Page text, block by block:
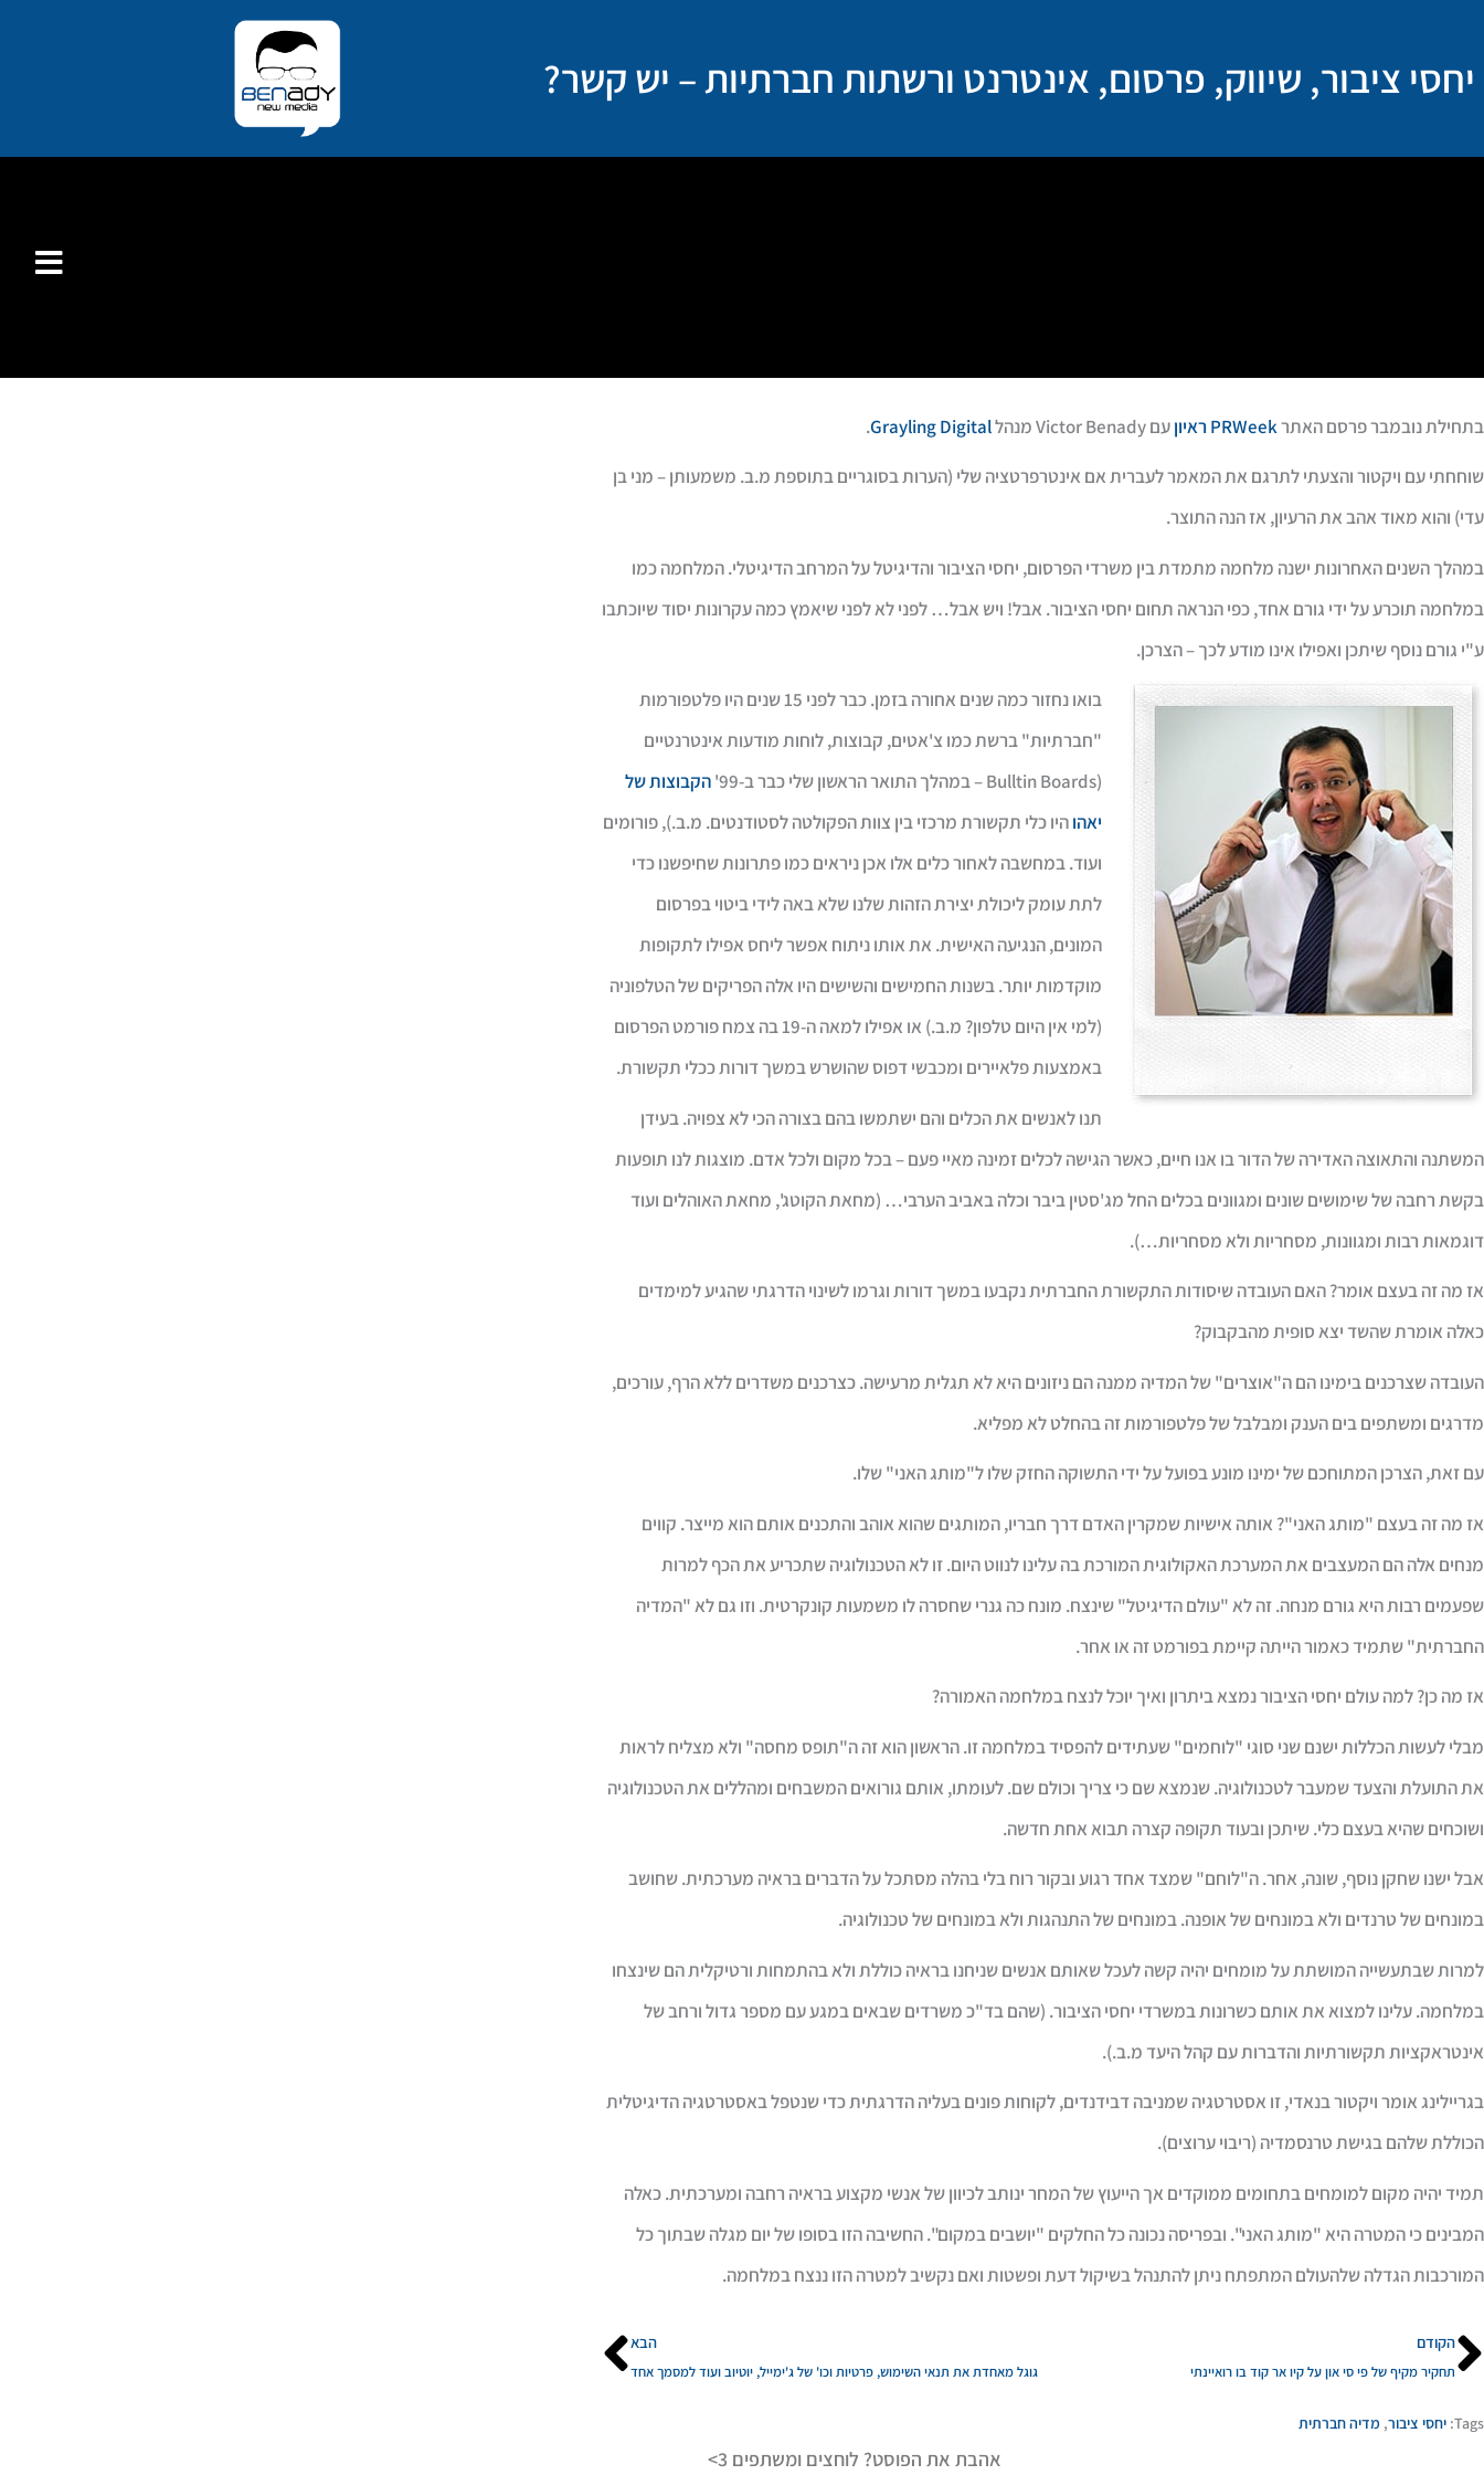
יחסי ציבור, שיווק, פרסום, אינטרנט ורשתות חברתיות – יש קשר?
בתחילת נובמבר פרסם האתרPRWeek ראיון עם Victor Benady מנהל Grayling Digital
.
שוחחתי עם ויקטור והצעתי לתרגם את המאמר לעברית אם אינטרפרטציה שלי (הערות בסוגריים בתוספת מ.ב. משמעותן – מני בן
עדי) והוא מאוד אהב את הרעיון, אז הנה התוצר.
במהלך השנים האחרונות ישנה מלחמה מתמדת בין משרדי הפרסום, יחסי הציבור והדיגיטל על המרחב הדיגיטלי. המלחמה כמו
במלחמה תוכרע על ידי גורם אחד, כפי הנראה תחום יחסי הציבור. אבל! ויש אבל… לפני לא לפני שיאמץ כמה עקרונות יסוד שיוכתבו
ע"י גורם נוסף שיתכן ואפילו אינו מודע לכך – הצרכן.
בואו נחזור כמה שנים אחורה בזמן. כבר לפני 15 שנים היו פלטפורמות
"חברתיות" ברשת כמו צ'אטים, קבוצות, לוחות מודעות אינטרנטיים
(Bulltin Boards – במהלך התואר הראשון שלי כבר ב-99'
הקבוצות של
יאהוהיו כלי תקשורת מרכזי בין צוות הפקולטה לסטודנטים. מ.ב.), פורומים
ועוד. במחשבה לאחור כלים אלו אכן ניראים כמו פתרונות שחיפשנו כדי
לתת עומק ליכולת יצירת הזהות שלנו שלא באה לידי ביטוי בפרסום
המונים, הנגיעה האישית. את אותו ניתוח אפשר ליחס אפילו לתקופות
מוקדמות יותר. בשנות החמישים והשישים היו אלה הפריקים של הטלפוניה
(למי אין היום טלפון? מ.ב.) או אפילו למאה ה-19 בה צמח פורמט הפרסום
באמצעות פלאיירים ומכבשי דפוס שהושרש במשך דורות ככלי תקשורת.
תנו לאנשים את הכלים והם ישתמשו בהם בצורה הכי לא צפויה. בעידן
המשתנה והתאוצה האדירה של הדור בו אנו חיים, כאשר הגישה לכלים זמינה מאיי פעם – בכל מקום ולכל אדם. מוצגות לנו תופעות
בקשת רחבה של שימושים שונים ומגוונים בכלים החל מג'סטין ביבר וכלה באביב הערבי… (מחאת הקוטג', מחאת האוהלים ועוד
דוגמאות רבות ומגוונות, מסחריות ולא מסחריות…).
אז מה זה בעצם אומר? האם העובדה שיסודות התקשורת החברתית נקבעו במשך דורות וגרמו לשינוי הדרגתי שהגיע למימדים
כאלה אומרת שהשד יצא סופית מהבקבוק?
העובדה שצרכנים בימינו הם ה"אוצרים" של המדיה ממנה הם ניזונים היא לא תגלית מרעישה. כצרכנים משדרים ללא הרף, עורכים,
מדרגים ומשתפים בים הענק ומבלבל של פלטפורמות זה בהחלט לא מפליא.
עם זאת, הצרכן המתוחכם של ימינו מונע בפועל על ידי התשוקה החזק שלו ל"מותג האני" שלו.
אז מה זה בעצם "מותג האני"? אותה אישיות שמקרין האדם דרך חבריו, המותגים שהוא אוהב והתכנים אותם הוא מייצר. קווים
מנחים אלה הם המעצבים את המערכת האקולוגית המורכת בה עלינו לנווט היום. זו לא הטכנולוגיה שתכריע את הכף למרות
שפעמים רבות היא גורם מנחה. זה לא "עולם הדיגיטל" שינצח. מונח כה גנרי שחסרה לו משמעות קונקרטית. וזו גם לא "המדיה
החברתית" שתמיד כאמור הייתה קיימת בפורמט זה או אחר.
אז מה כן? למה עולם יחסי הציבור נמצא ביתרון ואיך יוכל לנצח במלחמה האמורה?
מבלי לעשות הכללות ישנם שני סוגי "לוחמים" שעתידים להפסיד במלחמה זו. הראשון הוא זה ה"תופס מחסה" ולא מצליח לראות
את התועלת והצעד שמעבר לטכנולוגיה. שנמצא שם כי צריך וכולם שם. לעומתו, אותם גורואים המשבחים ומהללים את הטכנולוגיה
ושוכחים שהיא בעצם כלי. שיתכן ובעוד תקופה קצרה תבוא אחת חדשה.
אבל ישנו שחקן נוסף, שונה, אחר. ה"לוחם" שמצד אחד רגוע ובקור רוח בלי בהלה מסתכל על הדברים בראיה מערכתית. שחושב
במונחים של טרנדים ולא במונחים של אופנה. במונחים של התנהגות ולא במונחים של טכנולוגיה.
למרות שבתעשייה המושתת על מומחים יהיה קשה לעכל שאותם אנשים שניחנו בראיה כוללת ולא בהתמחות ורטיקלית הם שינצחו
במלחמה. עלינו למצוא את אותם כשרונות במשרדי יחסי הציבור. (שהם בד"כ משרדים שבאים במגע עם מספר גדול ורחב של
אינטראקציות תקשורתיות והדברות עם קהל היעד מ.ב.).
בגריילינג אומר ויקטור בנאדי, זו אסטרטגיה שמניבה דבידנדים, לקוחות פונים בעליה הדרגתית כדי שנטפל באסטרטגיה הדיגיטלית
הכוללת שלהם בגישת טרנסמדיה (ריבוי ערוצים).
תמיד יהיה מקום למומחים בתחומים ממוקדים אך הייעוץ של המחר ינותב לכיוון של אנשי מקצוע בראיה רחבה ומערכתית. כאלה
המבינים כי המטרה היא "מותג האני". ובפריסה נכונה כל החלקים "יושבים במקום". החשיבה הזו בסופו של יום מגלה שבתוך כל
המורכבות הגדלה שלהעולם המתפתח ניתן להתנהל בשיקול דעת ופשטות ואם נקשיב למטרה הזו ננצח במלחמה.
קודם
הקודם
תחקיר מקיף של פי סי און על קיו אר קוד בו רואיינתי
הבא
גוגל מאחדת את תנאי השימוש, פרטיות וכו' של ג'ימייל, יוטיוב ועוד למסמך אחדהבא
Tags: יחסי ציבור, מדיה חברתית
אהבת את הפוסט? לוחצים ומשתפים 3>